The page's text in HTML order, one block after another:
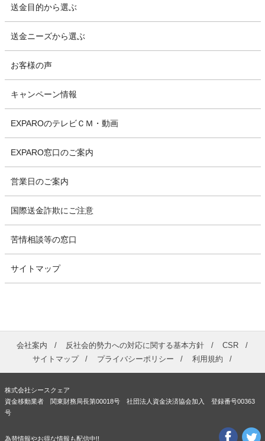
送金目的から選ぶ
送金ニーズから選ぶ
お客様の声
キャンペーン情報
EXPAROのテレビＣＭ・動画
EXPARO窓口のご案内
営業日のご案内
国際送金詐欺にご注意
苦情相談等の窓口
サイトマップ
会社案内 反社会的勢力への対応に関する基本方針
CSR
サイトマップ
プライバシーポリシー 利用規約
株式会社シースクェア
資金移動業者 関東財務局長第00018号 社団法人資金決済協会加入 登録番号00363
号
為替情報やお得な情報も配信中!!